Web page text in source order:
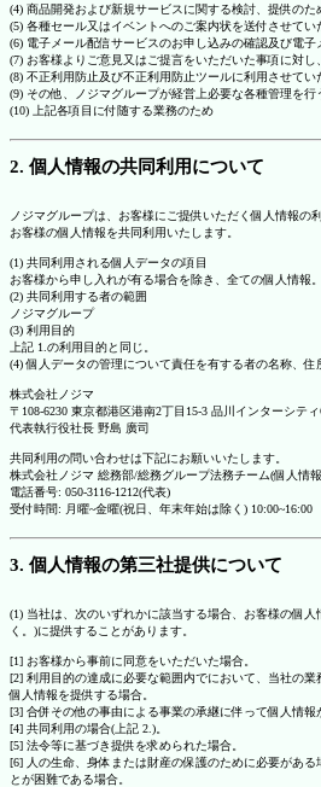
(4) 商品開発および新規サービスに関する検討、提供のた
(5) 各種セール又はイベントへのご案内状を送付させてい
(6) 電子メール配信サービスのお申し込みの確認及び電子
(7) お客様よりご意見又はご提言をいただいた事項に対し
(8) 不正利用防止及び不正利用防止ツールに利用させてい
(9) その他、ノジマグループが経営上必要な各種管理を行
(10) 上記各項目に付随する業務のため
2. 個人情報の共同利用について
ノジマグループは、お客様にご提供いただく個人情報の
お客様の個人情報を共同利用いたします。
(1) 共同利用される個人データの項目
お客様から申し入れが有る場合を除き、全ての個人情報。
(2) 共同利用する者の範囲
ノジマグループ
(3) 利用目的
上記 1.の利用目的と同じ。
(4) 個人データの管理について責任を有する者の名称、住
株式会社ノジマ
〒108-6230 東京都港区港南2丁目15-3 品川インターシテ
代表執行役社長 野島 廣司
共同利用の問い合わせは下記にお願いいたします。
株式会社ノジマ 総務部/総務グループ法務チーム(個人情
電話番号: 050-3116-1212(代表)
受付時間: 月曜~金曜(祝日、年末年始は除く) 10:00~16:00
3. 個人情報の第三社提供について
(1) 当社は、次のいずれかに該当する場合、お客様の個
く。)に提供することがあります。
[1] お客様から事前に同意をいただいた場合。
[2] 利用目的の達成に必要な範囲内でにおいて、当社の
個人情報を提供する場合。
[3] 合併その他の事由による事業の承継に伴って個人情報
[4] 共同利用の場合(上記 2.)。
[5] 法令等に基づき提供を求められた場合。
[6] 人の生命、身体または財産の保護のために必要がある
とが困難である場合。